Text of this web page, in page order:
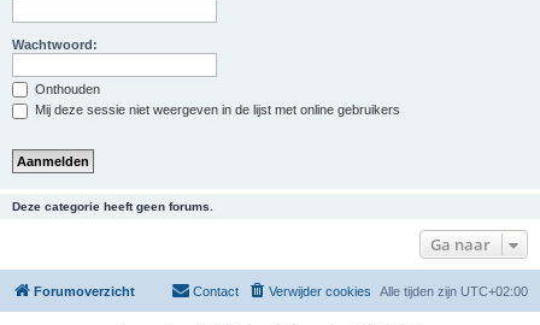
Wachtwoord:
Onthouden
Mij deze sessie niet weergeven in de lijst met online gebruikers
Deze categorie heeft geen forums.
Ga naar
Forumoverzicht Alle tijden zijn UTC+02:00
Verwijder cookies
Contact